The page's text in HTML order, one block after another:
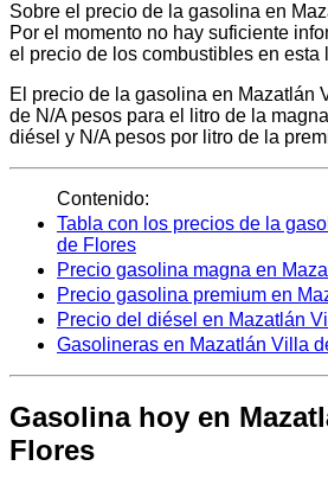
Sobre el precio de la gasolina en
Por el momento no hay suficiente
el precio de los combustibles en esta
El precio de la gasolina en Mazatlán
de N/A pesos para el litro de la
diésel y N/A pesos por litro de la
Contenido:
Tabla con los precios de la
de Flores
Precio gasolina magna en
Precio gasolina premium en
Precio del diésel en Mazatlán
Gasolineras en Mazatlán Villa
Gasolina hoy en
Flores